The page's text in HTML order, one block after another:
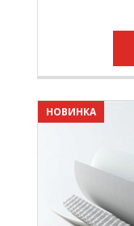
НОВИНКА